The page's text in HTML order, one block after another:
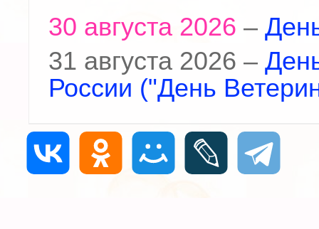
30 августа 2026 –
31 августа 2026 –
России ("День